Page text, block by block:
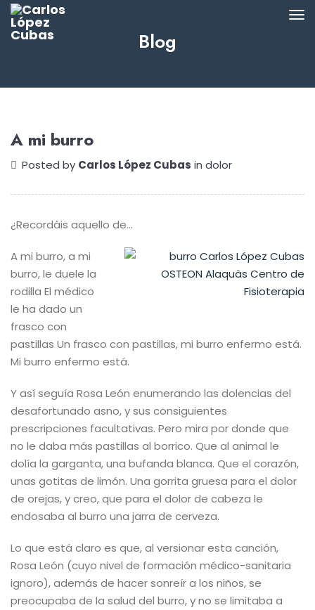
Blog
A mi burro
Posted by Carlos López Cubas in dolor
¿Recordáis aquello de…
A mi burro, a mi
burro, le duele la
rodilla El médico
le ha dado un
frasco con
pastillas Un frasco con pastillas, mi burro enfermo está.
Mi burro enfermo está.
Y así seguía Rosa León enumerando las dolencias del
desafortunado asno, y sus consiguientes
prescripciones facultativas. Pero mira por donde que
no le daba más pastillas al borrico. Que al animal le
dolía la garganta, una bufanda blanca. Que el corazón,
unas gotitas de limón. Una gorrita gruesa para el dolor
de orejas, y creo, que para el dolor de cabeza le
endosaba al burro una jarra de cerveza.
Lo que está claro es que, al versionar esta canción,
Rosa León (cuyo nivel de formación médico-sanitaria
ignoro), además de hacer sonreír a los niños, se
preocupaba de la salud del burro, y no se limitaba a